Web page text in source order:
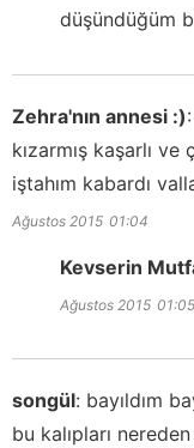
düşündüğüm
Zehra'nın annesi :):
kızarmış kaşarlı
iştahım kabardı
Ağustos 2015 01:04
Kevserin
Ağustos 2015 01:05
songül: bayıldım
bu kalıpları